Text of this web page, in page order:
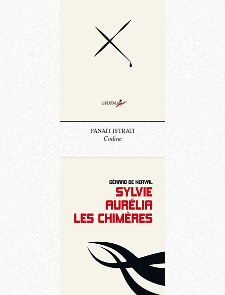
PANAÏT ISTRATI
Codine